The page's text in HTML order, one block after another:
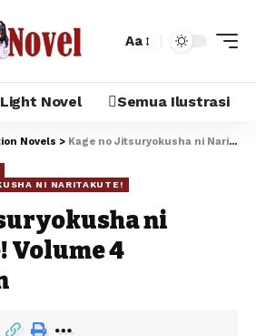
Aa
Novel Semua Ilustrasi
Novels > Kage no Jitsuryokusha ni Naritakute! Volume 4 Illustration
NI NARITAKUTE!
ni
Volume 4